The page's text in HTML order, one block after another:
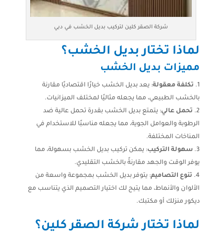
شركة الصقر كلين لتركيب بديل الخشب في دبي
لماذا تختار بديل الخشب؟
مميزات بديل الخشب
تكلفة معقولة: يعد بديل الخشب خيارًا اقتصاديًا مقارنة
بالخشب الطبيعي، مما يجعله مثاليًا لمختلف الميزانيات.
تحمل عالي: يتمتع بديل الخشب بقدرة تحمل عالية ضد
الرطوبة والعوامل الجوية، مما يجعله مناسبًا للاستخدام في
المناخات المختلفة.
سهولة التركيب: يمكن تركيب بديل الخشب بسهولة، مما
يوفر الوقت والجهد مقارنةً بالخشب التقليدي.
تنوع التصاميم: يتوفر بديل الخشب بمجموعة واسعة من
الألوان والأنماط، مما يتيح لك اختيار التصميم الذي يتناسب مع
ديكور منزلك أو مكتبك.
لماذا تختار شركة الصقر كلين؟